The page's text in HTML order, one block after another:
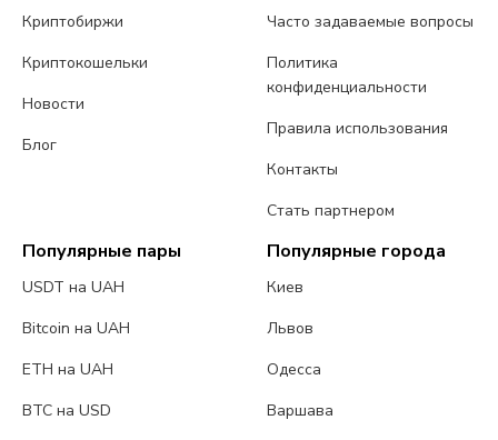
Криптобиржи
Криптокошельки
Новости
Блог
Часто задаваемые вопросы
Политика
конфиденциальности
Правила использования
Контакты
Стать партнером
Популярные пары
USDT на UAH
Bitcoin на UAH
ETH на UAH
BTC на USD
Популярные города
Киев
Львов
Одесса
Варшава